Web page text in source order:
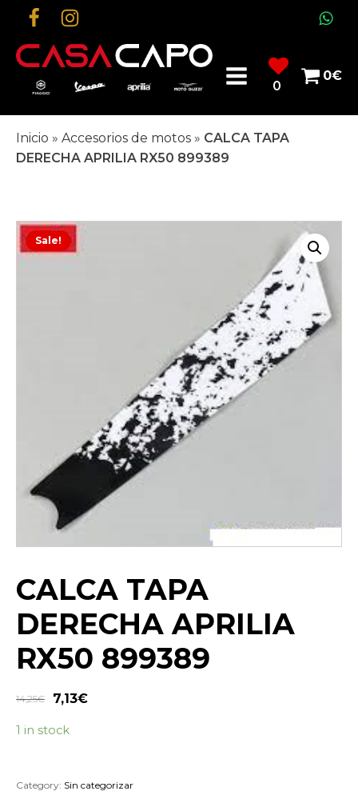
0
0€
Inicio » Accesorios de motos » CALCA TAPA
DERECHA APRILIA RX50 899389
Sale!
CALCA TAPA
DERECHA APRILIA
RX50 899389
14,25€ 7,13€
1 in stock
Category: Sin categorizar